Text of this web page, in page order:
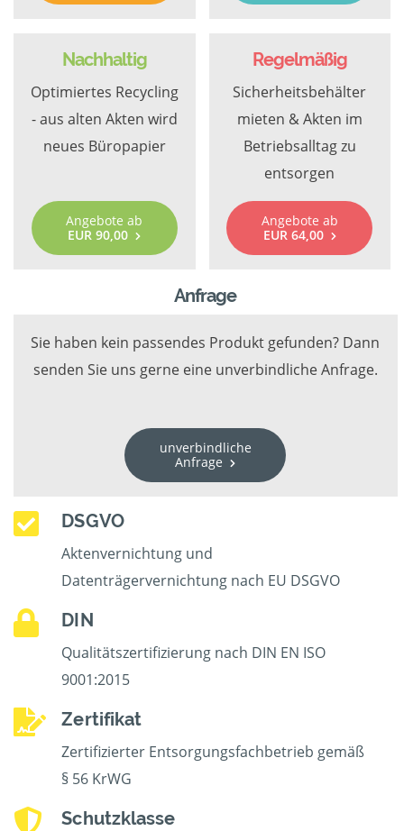
Nachhaltig
Optimiertes Recycling
- aus alten Akten wird
neues Büropapier
Angebote ab
EUR 90,00
Regelmäßig
Sicherheitsbehälter
mieten & Akten im
Betriebsalltag zu
entsorgen
Angebote ab
EUR 64,00
Anfrage
Sie haben kein passendes Produkt gefunden? Dann
senden Sie uns gerne eine unverbindliche Anfrage.
unverbindliche
Anfrage
DSGVO
Aktenvernichtung und
Datenträgervernichtung nach EU DSGVO
DIN
Qualitätszertifizierung nach DIN EN ISO
9001:2015
Zertifikat
Zertifizierter Entsorgungsfachbetrieb gemäß
§ 56 KrWG
Schutzklasse